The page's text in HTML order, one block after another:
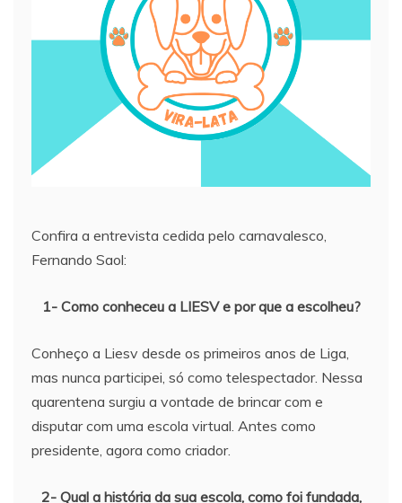
Confira a entrevista cedida pelo carnavalesco,
Fernando Saol:
1- Como conheceu a LIESV e por que a escolheu?
Conheço a Liesv desde os primeiros anos de Liga,
mas nunca participei, só como telespectador. Nessa
quarentena surgiu a vontade de brincar com e
disputar com uma escola virtual. Antes como
presidente, agora como criador.
2- Qual a história da sua escola, como foi fundada,